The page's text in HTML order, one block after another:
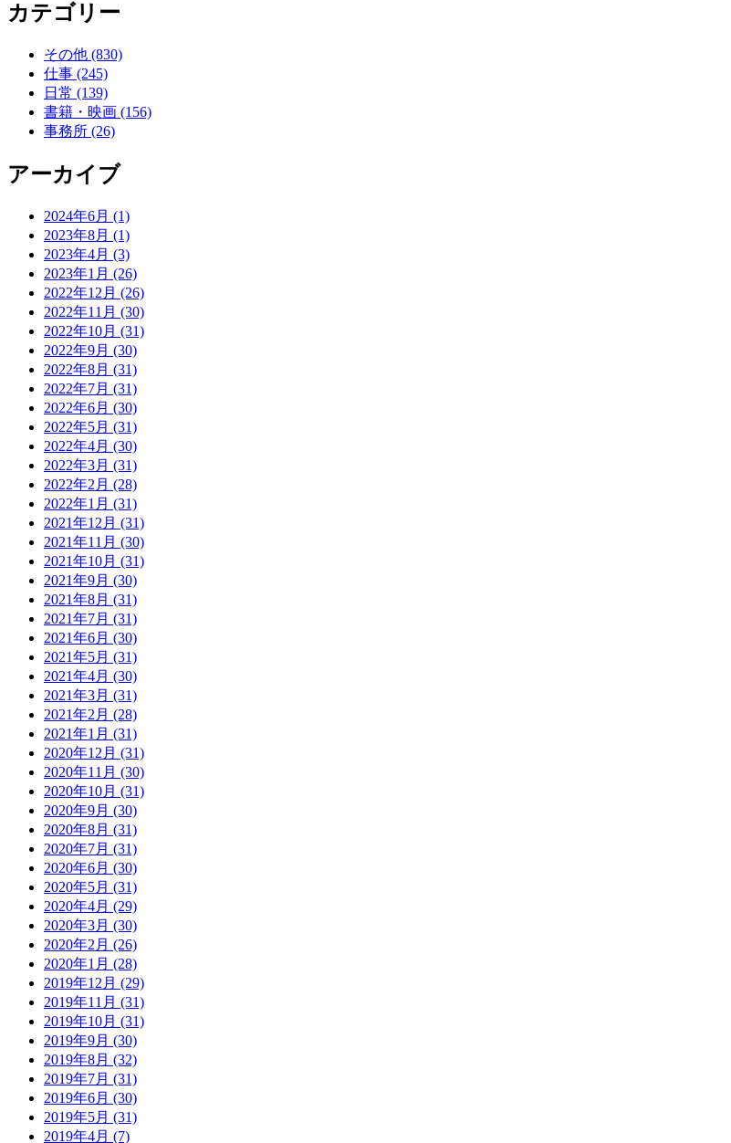
カテゴリー
その他 (830)
仕事 (245)
日常 (139)
書籍・映画 (156)
事務所 (26)
アーカイブ
2024年6月 (1)
2023年8月 (1)
2023年4月 (3)
2023年1月 (26)
2022年12月 (26)
2022年11月 (30)
2022年10月 (31)
2022年9月 (30)
2022年8月 (31)
2022年7月 (31)
2022年6月 (30)
2022年5月 (31)
2022年4月 (30)
2022年3月 (31)
2022年2月 (28)
2022年1月 (31)
2021年12月 (31)
2021年11月 (30)
2021年10月 (31)
2021年9月 (30)
2021年8月 (31)
2021年7月 (31)
2021年6月 (30)
2021年5月 (31)
2021年4月 (30)
2021年3月 (31)
2021年2月 (28)
2021年1月 (31)
2020年12月 (31)
2020年11月 (30)
2020年10月 (31)
2020年9月 (30)
2020年8月 (31)
2020年7月 (31)
2020年6月 (30)
2020年5月 (31)
2020年4月 (29)
2020年3月 (30)
2020年2月 (26)
2020年1月 (28)
2019年12月 (29)
2019年11月 (31)
2019年10月 (31)
2019年9月 (30)
2019年8月 (32)
2019年7月 (31)
2019年6月 (30)
2019年5月 (31)
2019年4月 (7)